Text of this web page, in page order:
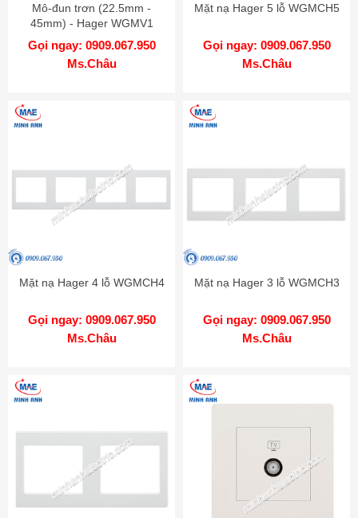
Mô-đun trơn (22.5mm -
45mm) - Hager WGMV1
Gọi ngay: 0909.067.950
Ms.Châu
Mặt nạ Hager 5 lỗ WGMCH5
Gọi ngay: 0909.067.950
Ms.Châu
Mặt nạ Hager 4 lỗ WGMCH4
Gọi ngay: 0909.067.950
Ms.Châu
Mặt nạ Hager 3 lỗ WGMCH3
Gọi ngay: 0909.067.950
Ms.Châu